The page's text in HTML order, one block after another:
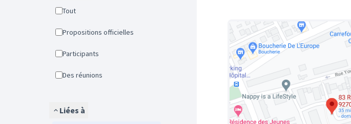
Tout
Propositions officielles
Participants
Des réunions
Liées à